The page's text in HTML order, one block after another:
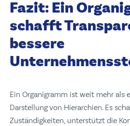
Fazit: Ein
schafft
bessere
Ein Organigramm ist weit mehr als
Darstellung von Hierarchien. Es
Zuständigkeiten, unterstützt die